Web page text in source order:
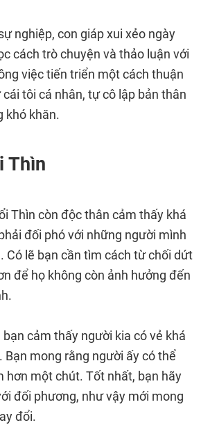
nghiệp, con giáp xui xẻo ngày
cách trò chuyện và thảo luận với
việc tiến triển một cách thuận
cái tôi cá nhân, tự cô lập bản thân
khó khăn.
Thìn
Thìn còn độc thân cảm thấy khá
đối phó với những người mình
Có lẽ bạn cần tìm cách từ chối dứt
để họ không còn ảnh hưởng đến
cảm thấy người kia có vẻ khá
Bạn mong rằng người ấy có thể
hơn một chút. Tốt nhất, bạn hãy
đối phương, như vậy mới mong
đổi.